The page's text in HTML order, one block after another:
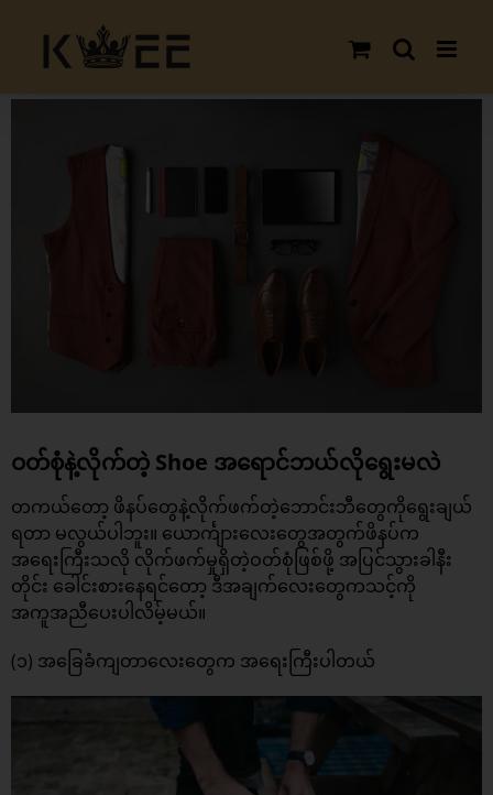
content
ဝတ်စုံနဲ့လိုက်တဲ့ Shoe အရောင်ဘယ်လိုရွေးမလဲ
တကယ်တော့ ဖိနပ်တွေနဲ့လိုက်ဖက်တဲ့ဘောင်းဘီတွေကိုရွေးချယ်
ရတာ မလွယ်ပါဘူး။ ယောင်္ကျားလေးတွေအတွက်ဖိနပ်က
အရေးကြီးသလို လိုက်ဖက်မှုရှိတဲ့ဝတ်စုံဖြစ်ဖို့ အပြင်သွားခါနီး
တိုင်း ခေါင်းစားနေရင်တော့ ဒီအချက်လေးတွေကသင့်ကို
အကူအညီပေးပါလိမ့်မယ်။
(၁) အခြေခံကျတာလေးတွေက အရေးကြီးပါတယ်